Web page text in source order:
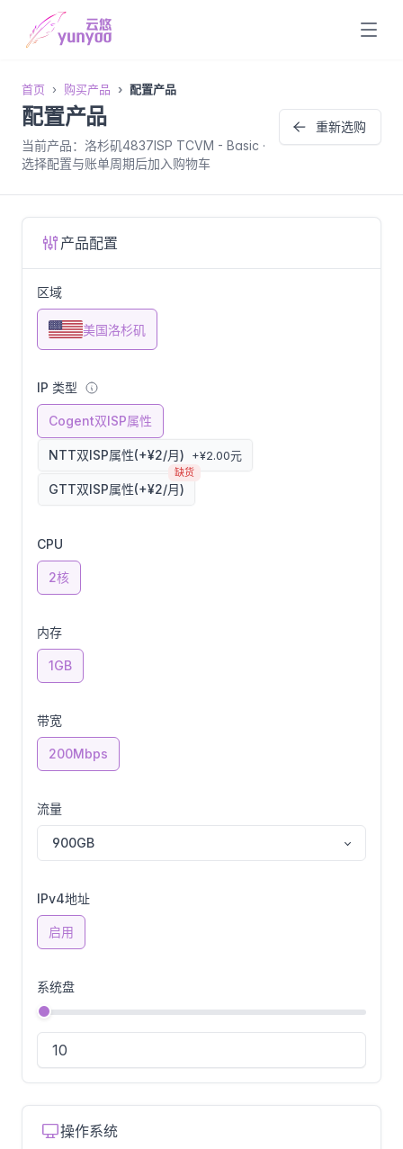
首页 购买产品 配置产品
配置产品
当前产品：洛杉矶4837ISP TCVM - Basic ·
选择配置与账单周期后加入购物车
重新选购
产品配置
区域
美国洛杉矶
IP 类型
Cogent双ISP属性
NTT双ISP属性(+¥2/月) +¥2.00元
GTT双ISP属性(+¥2/月)
缺货
CPU
2核
内存
1GB
带宽
200Mbps
流量
900GB
IPv4地址
启用
系统盘
操作系统